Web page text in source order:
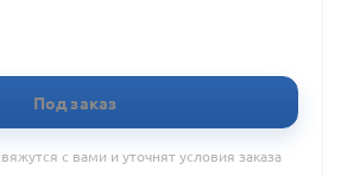
Под заказ
с вами и уточнят условия заказа